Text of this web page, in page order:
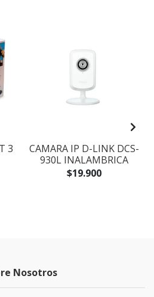
3
CAMARA IP D-LINK DCS-
930L INALAMBRICA
$19.900
Nosotros